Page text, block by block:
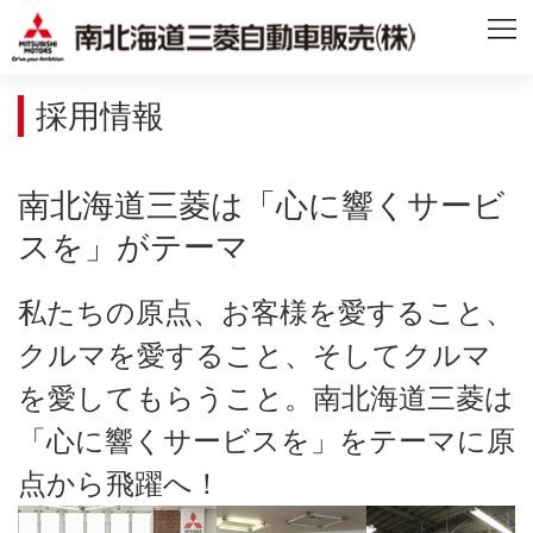
採用情報
南北海道三菱は「心に響くサービ
スを」がテーマ
私たちの原点、お客様を愛すること、
クルマを愛すること、そしてクルマ
を愛してもらうこと。南北海道三菱は
「心に響くサービスを」をテーマに原
点から飛躍へ！